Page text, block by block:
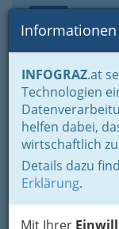
Informationen
INFOGRAZ.at
Technologien
helfen dabei,
wirtschaftlich
Details dazu
Erklärung.
Mit Ihrer
Home Branchen
Freizeitbetriebe
von